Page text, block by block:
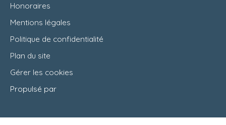
Honoraires
Mentions légales
Politique de confidentialité
Plan du site
Gérer les cookies
Propulsé par